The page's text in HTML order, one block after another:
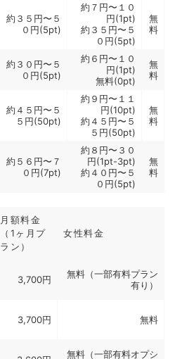
約３５円〜５
０円(5pt)
約７円〜１０
円(1pt)
約３５円〜５
０円(5pt)
無
料
約３０円〜５
０円(5pt)
約６円〜１０
円(1pt)
無料(0pt)
無
料
約４５円〜５
５円(50pt)
約９円〜１１
円(10pt)
約４５円〜５
５円(50pt)
無
料
約５６円〜７
０円(7pt)
約８円〜３０
円(1pt-3pt)
約４０円〜５
０円(5pt)
無
料
月額料金
（1ヶ月プ
ラン）
女性料金
3,700円
無料（一部有料プラン
有り）
3,700円 無料
無料（一部有料オプシ